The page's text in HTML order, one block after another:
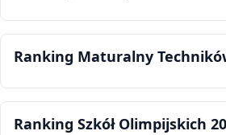
Ranking Maturalny
Ranking Szkół Olimpijskich